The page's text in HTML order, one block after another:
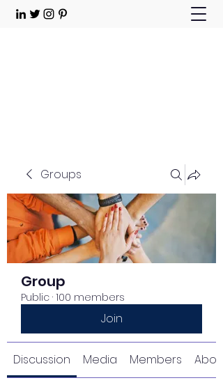
Groups
Group
Public · 100 members
Join
Discussion Media Members About